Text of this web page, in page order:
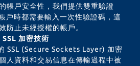
帳戶安全性，我們提供雙重驗證
戶時都需要輸入一次性驗證碼，這
防止未經授權的帳戶。
SSL 加密技術
SSL (Secure Sockets Layer) 加密
人資料和交易信息在傳輸過程中被